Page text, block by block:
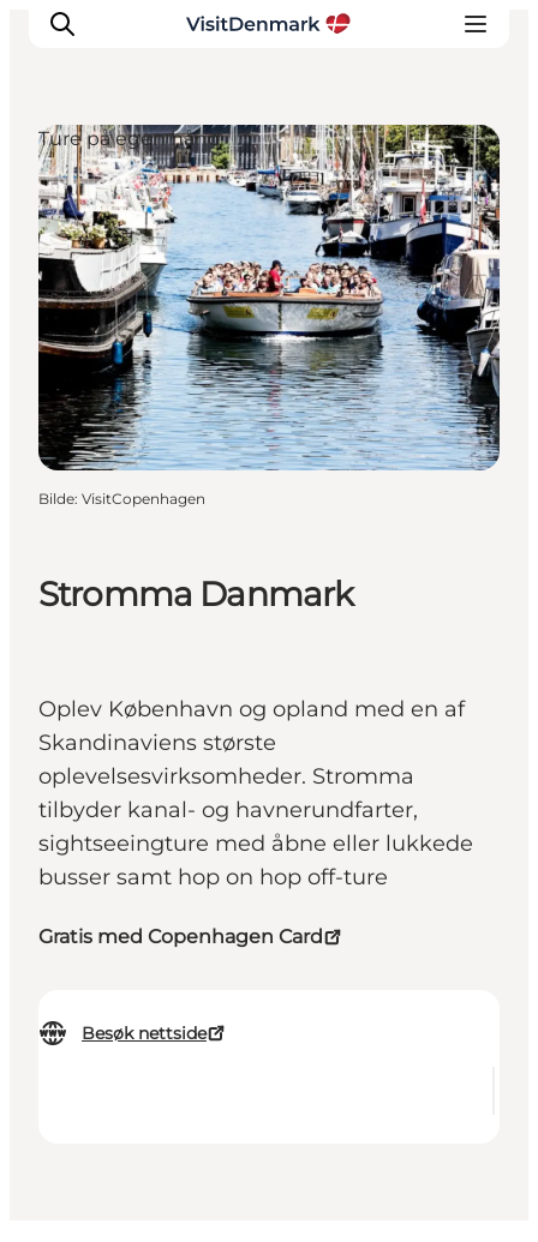
Inspirasjon
Reisemål
Aktiviteter
Overnatting
Planlegg reisen
Stromma Danmark
Oplev København og opland med en af
Skandinaviens største
oplevelsesvirksomheder. Stromma
tilbyder kanal- og havnerundfarter,
sightseeingture med åbne eller lukkede
busser samt hop on hop off-ture
Gratis med Copenhagen Card
Besøk nettside
Ture på egen hånd
Bilde: VisitCopenhagen